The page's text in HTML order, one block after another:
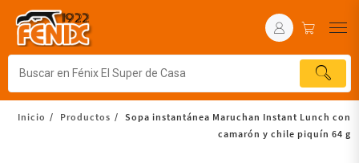
Inicio Productos
Sopa instantánea Maruchan Instant Lunch con
camarón y chile piquín 64 g